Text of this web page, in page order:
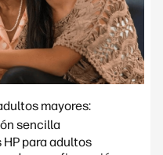
mayores:
sencilla
para adultos